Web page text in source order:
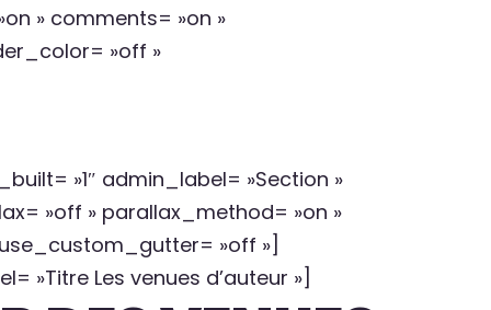
» comments= »on »
»off »
»1″ admin_label= »Section »
»off » parallax_method= »on »
»off »]
Les venues d’auteur »]